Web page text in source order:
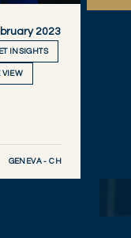
2023
INSIGHTS
VIEW
GENEVA - CH